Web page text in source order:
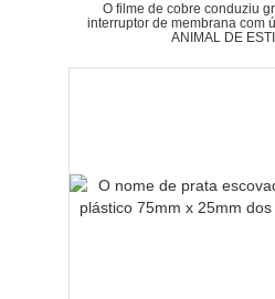
O filme de cobre conduziu
interruptor de membrana com
ANIMAL DE